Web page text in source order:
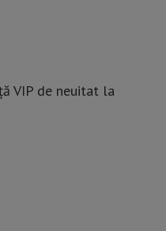
VIP de neuitat la